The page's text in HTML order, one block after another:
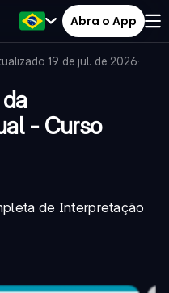
Abra o App
19 de jul. de 2026·
- Curso
de Interpretação